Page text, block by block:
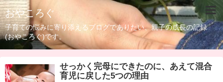
おやころぐ
子育ての悩みに寄り添えるブログでありたい、親子の成長の記録
(おやころぐ)です。
せっかく完母にできたのに、あえて混合
育児に戻した5つの理由